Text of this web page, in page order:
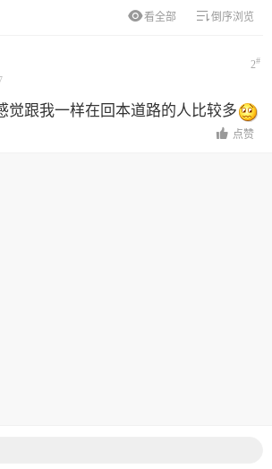
看全部 倒序浏览
2#
觉跟我一样在回本道路的人比较多
点赞